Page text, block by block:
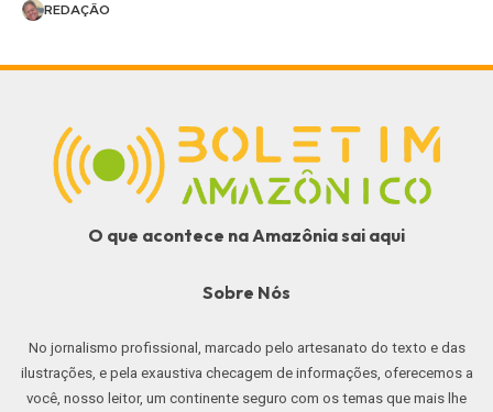
REDAÇÃO
O que acontece na Amazônia sai aqui
Sobre Nós
No jornalismo profissional, marcado pelo artesanato do texto e das
ilustrações, e pela exaustiva checagem de informações, oferecemos a
você, nosso leitor, um continente seguro com os temas que mais lhe